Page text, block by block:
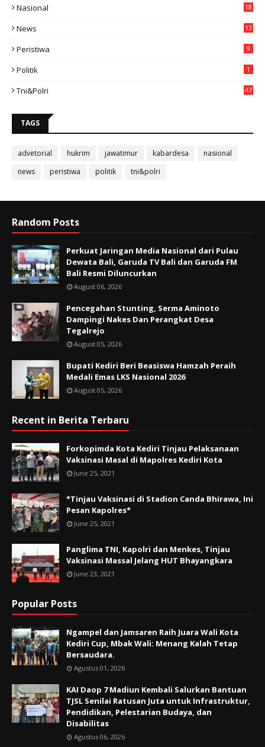
Nasional
18
News
13
Peristiwa 9
Politik 1
Tni&polri 47
TAGS
advetorial hukrim jawatimur kabardesa
nasional
news
peristiwa politik tni&polri
Random Posts
Perkuat Jaringan Media Nasional dari Pulau
Dewata Bali, Garuda TV Bali dan Garuda FM
Bali Resmi Diluncurkan
August 06, 2026
Pencegahan Stunting, Serma Aminoto
Dampingi Nakes Dan Perangkat Desa
Tegalrejo
August 05, 2026
Bupati Kediri Beri Beasiswa Hamzah Peraih
Medali Emas LKS Nasional 2026
August 05, 2026
Recent in Berita Terbaru
Forkopimda Kota Kediri Tinjau Pelaksanaan
Vaksinasi Masal di Mapolres Kediri Kota
June 25, 2021
*Tinjau Vaksinasi di Stadion Canda Bhirawa, Ini
Pesan Kapolres*
June 25, 2021
Panglima TNI, Kapolri dan Menkes, Tinjau
Vaksinasi Massal Jelang HUT Bhayangkara
June 23, 2021
Popular Posts
Ngampel dan Jamsaren Raih Juara Wali Kota
Kediri Cup, Mbak Wali: Menang Kalah Tetap
Bersaudara.
Agustus 01, 2026
KAI Daop 7 Madiun Kembali Salurkan Bantuan
TJSL Senilai Ratusan Juta untuk Infrastruktur,
Pendidikan, Pelestarian Budaya, dan
Disabilitas
Agustus 06, 2026